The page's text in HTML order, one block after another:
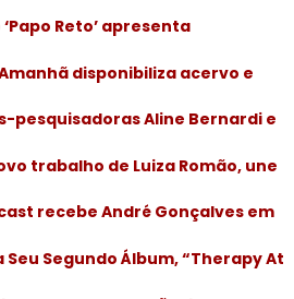
Reto’ apresenta
disponibiliza acervo e
pesquisadoras Aline Bernardi e
trabalho de Luiza Romão, une
recebe André Gonçalves em
Seu Segundo Álbum, “Therapy At